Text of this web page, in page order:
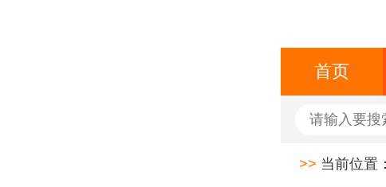
首页
>> 当前位置：